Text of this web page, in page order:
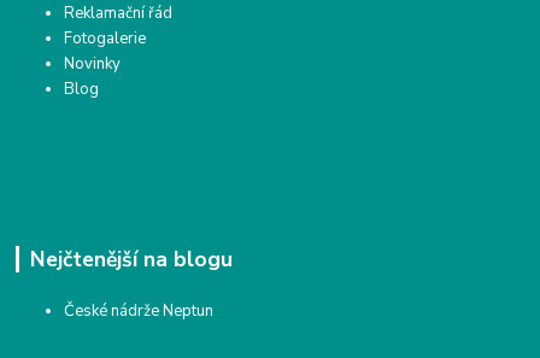
Reklamační řád
Fotogalerie
Novinky
Blog
Nejčtenější na blogu
České nádrže Neptun